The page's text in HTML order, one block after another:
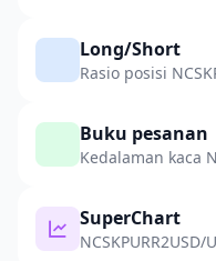
Long/Short
Rasio posisi
Buku pesanan
Kedalaman kaca
SuperChart